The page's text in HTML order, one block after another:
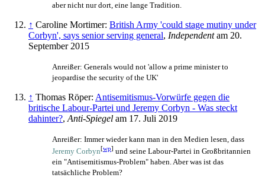
aber nicht nur dort, eine lange Tradition.
↑ Caroline Mortimer: British Army 'could stage mutiny under
Corbyn', says senior serving general, Independentam 20.
September 2015
Anreißer: Generals would not 'allow a prime minister to
jeopardise the security of the UK'
↑ Thomas Röper: Antisemitismus-Vorwürfe gegen die
britische Labour-Partei und Jeremy Corbyn - Was steckt
dahinter?, Anti-Spiegel am 17. Juli 2019
Anreißer: Immer wieder kann man in den Medien lesen, dass
Jeremy Corbyn[wp] und seine Labour-Partei in Großbritannien
ein "Antisemitismus-Problem" haben. Aber was ist das
tatsächliche Problem?